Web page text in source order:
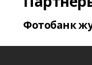
Фотобанк